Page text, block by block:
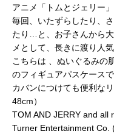
アニメ「トムとジェリー
毎回、いたずらしたり、
たり…と、お子さんから
メとして、長きに渡り人
こちらは 、ぬいぐるみの
のフィギュアパスケースで
カバンにつけても便利な
48cm）
TOM AND JERRY and all
Turner Entertainment Co.